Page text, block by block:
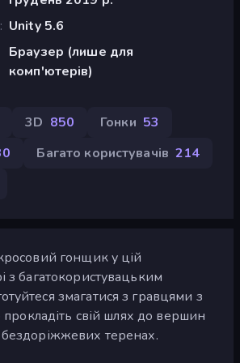
Unity 5.6
Браузер (лише для
комп'ютерів)
3D 850 Гонки 53
Багато користувачів 214
гонщик у цій
з багатокористувацьким
змагатися з гравцями з
прокладіть свій шлях до вершин
теренах.